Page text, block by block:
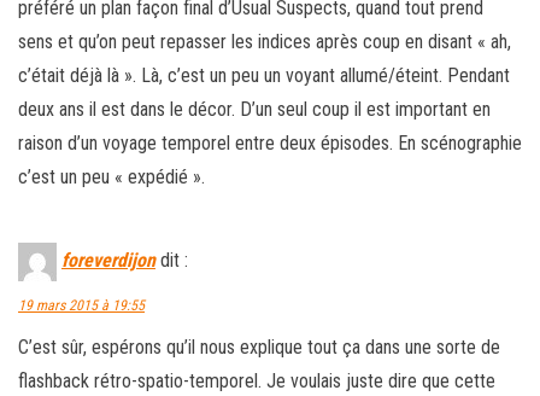
préféré un plan façon final d’Usual Suspects, quand tout prend
sens et qu’on peut repasser les indices après coup en disant « ah,
c’était déjà là ». Là, c’est un peu un voyant allumé/éteint. Pendant
deux ans il est dans le décor. D’un seul coup il est important en
raison d’un voyage temporel entre deux épisodes. En scénographie
c’est un peu « expédié ».
foreverdijon dit :
19 mars 2015 à 19:55
C’est sûr, espérons qu’il nous explique tout ça dans une sorte de
flashback rétro-spatio-temporel. Je voulais juste dire que cette